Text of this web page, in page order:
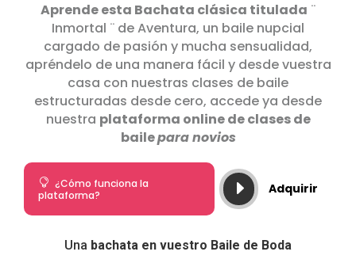
Aprende esta Bachata clásica titulada ¨
Inmortal ¨ de Aventura, un baile nupcial
cargado de pasión y mucha sensualidad,
apréndelo de una manera fácil y desde vuestra
casa con nuestras clases de baile
estructuradas desde cero, accede ya desde
nuestra plataforma online de clases de
bailepara novios
 ¿Cómo funciona la
plataforma?
E Adquirir
Una bachata en vuestro Baile de Boda